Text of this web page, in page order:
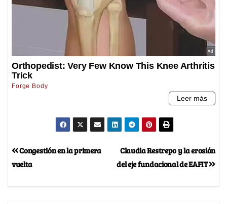
Claudia Restrepo y la erosión
del eje fundacional de EAFIT
Congestión en la primera
vuelta